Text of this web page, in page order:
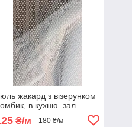
жакард з візерунком
в кухню. зал
₴/м 180 ₴/м